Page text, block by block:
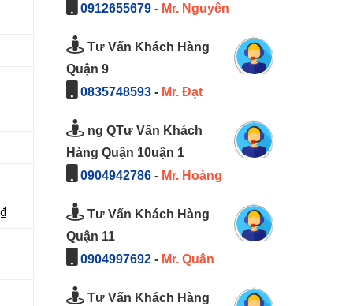
0912655679- Mr. Nguyên
Tư Vấn Khách Hàng
Quận 9
0835748593- Mr. Đạt
ng QTư Vấn Khách
Hàng Quận 10uận 1
0904942786- Mr. Hoàng
Tư Vấn Khách Hàng
Quận 11
0904997692- Mr. Quân
Tư Vấn Khách Hàng